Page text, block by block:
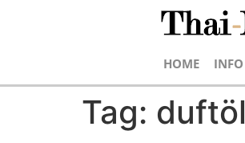
HOME INFO
Tag: duftöl